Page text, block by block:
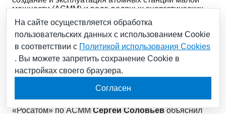
мощности (АСММ) и водо-водяных энергетических
реакторов (ВВЭР). Курс прошел на площадке АНО
«Корпоративная Академия Росатома».
Научный руководитель Всероссийского научно-
исследовательского института по эксплуатации
атомных электростанций (АО «ВНИИАЭС», входит в
электроэнергетический дивизион Росатома), научный
руководитель приоритетного направления научно-
технологического развития Госкорпорации
«Росатом» по АСММСергей Соловьевобъяснил
На сайте осуществляется обработка
пользовательских данных с использованием Cookie
в соответствии с Политикой использования Cookies
. Вы можете запретить сохранение Cookie в
настройках своего браузера.
Согласен